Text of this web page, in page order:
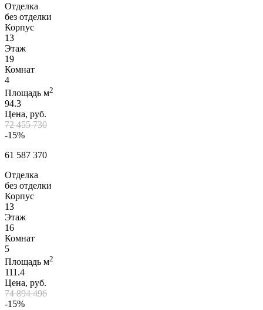
Отделка
без отделки
Корпус
13
Этаж
19
Комнат
4
Площадь м2
94.3
Цена, руб.
72 455 730
-15%
61 587 370
Отделка
без отделки
Корпус
13
Этаж
16
Комнат
5
Площадь м2
111.4
Цена, руб.
74 894 496
-15%